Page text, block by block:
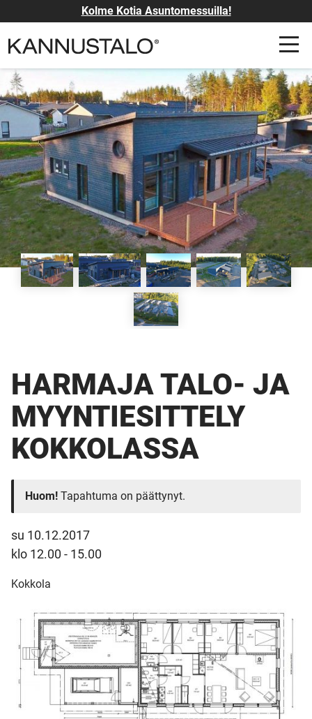
Kolme Kotia Asuntomessuilla!
HARMAJA TALO- JA
MYYNTI­ESITTELY
KOKKOLASSA
Huom! Tapahtuma on päättynyt.
su 10.12.2017
klo 12.00 - 15.00
Kokkola